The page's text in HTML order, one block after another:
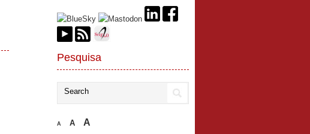
Pesquisa
A A A